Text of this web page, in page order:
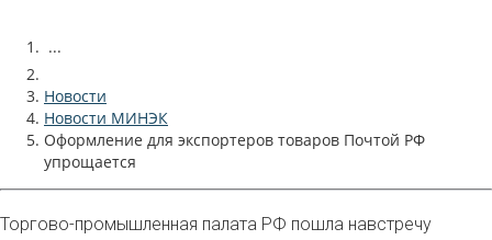
...
Новости
Новости МИНЭК
Оформление для экспортеров товаров Почтой РФ
упрощается
Торгово-промышленная палата РФ пошла навстречу